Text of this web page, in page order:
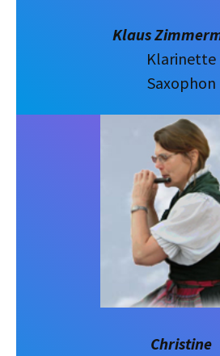
Klaus
Klarinette
Saxophon
Christine